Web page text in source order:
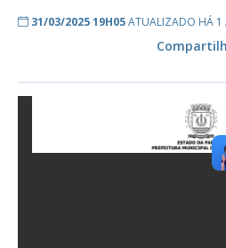
31/03/2025 19H05ATUALIZADO HÁ 1